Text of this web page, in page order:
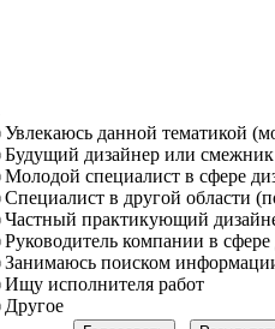
Увлекаюсь данной тематикой
Будущий дизайнер или смежник
Молодой специалист в сфере
Специалист в другой области
Частный практикующий
Руководитель компании в сфере
Занимаюсь поиском
Ищу исполнителя работ
Другое